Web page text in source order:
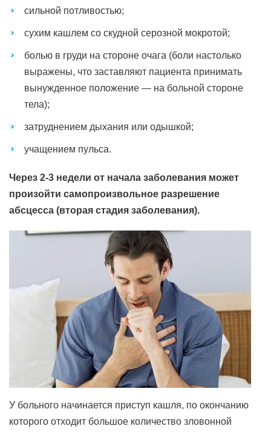
сильной потливостью;
сухим кашлем со скудной серозной мокротой;
болью в груди на стороне очага (боли настолько
выражены, что заставляют пациента принимать
вынужденное положение — на больной стороне
тела);
затруднением дыхания или одышкой;
учащением пульса.
Через 2-3 недели от начала заболевания может
произойти самопроизвольное разрешение
абсцесса (вторая стадия заболевания).
У больного начинается приступ кашля, по окончанию
которого отходит большое количество зловонной